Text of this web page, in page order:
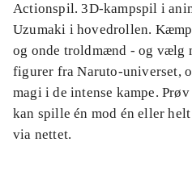
Actionspil. 3D-kampspil i
Uzumaki i hovedrollen.
og onde troldmænd - og vælg
figurer fra Naruto-universet,
magi i de intense kampe.
kan spille én mod én eller
via nettet.